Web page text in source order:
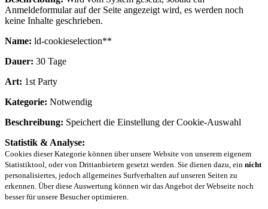
Anmeldeformular auf der Seite angezeigt wird, es werden noch
keine Inhalte geschrieben.
Name: ld-cookieselection**
Dauer: 30 Tage
Art: 1st Party
Kategorie: Notwendig
Beschreibung: Speichert die Einstellung der Cookie-Auswahl
Statistik & Analyse:
Cookies dieser Kategorie können über unsere Website von unserem eigenem
Statistiktool, oder von Drittanbietern gesetzt werden. Sie dienen dazu, ein nicht
personalisiertes, jedoch allgemeines Surfverhalten auf unseren Seiten zu
erkennen. Über diese Auswertung können wir das Angebot der Webseite noch
besser für unsere Besucher optimieren.